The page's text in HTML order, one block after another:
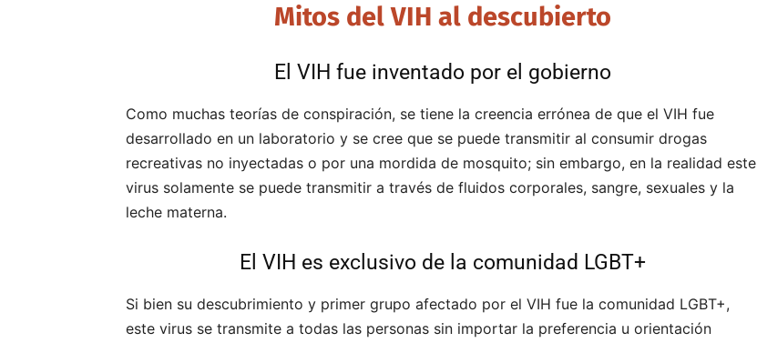
Mitos del VIH al descubierto
El VIH fue inventado por el gobierno
Como muchas teorías de conspiración, se tiene la creencia errónea de que el VIH fue
desarrollado en un laboratorio y se cree que se puede transmitir al consumir drogas
recreativas no inyectadas o por una mordida de mosquito; sin embargo, en la realidad este
virus solamente se puede transmitir a través de fluidos corporales, sangre, sexuales y la
leche materna.
El VIH es exclusivo de la comunidad LGBT+
Si bien su descubrimiento y primer grupo afectado por el VIH fue la comunidad LGBT+,
este virus se transmite a todas las personas sin importar la preferencia u orientación